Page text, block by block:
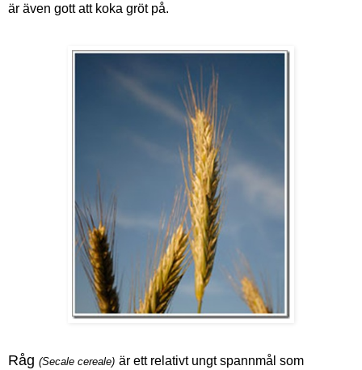
är även gott att koka gröt på.
Råg (Secale cereale) är ett relativt ungt spannmål som